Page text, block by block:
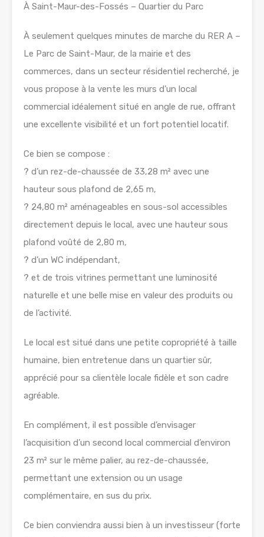
À Saint-Maur-des-Fossés – Quartier du Parc
À seulement quelques minutes de marche du RER A –
Le Parc de Saint-Maur, de la mairie et des
commerces, dans un secteur résidentiel recherché, je
vous propose à la vente les murs d’un local
commercial idéalement situé en angle de rue, offrant
une excellente visibilité et un fort potentiel locatif.
Ce bien se compose :
? d’un rez-de-chaussée de 33,28 m² avec une
hauteur sous plafond de 2,65 m,
? 24,80 m² aménageables en sous-sol accessibles
directement depuis le local, avec une hauteur sous
plafond voûté de 2,80 m,
? d’un WC indépendant,
? et de trois vitrines permettant une luminosité
naturelle et une belle mise en valeur des produits ou
de l’activité.
Le local est situé dans une petite copropriété à taille
humaine, bien entretenue dans un quartier sûr,
apprécié pour sa clientèle locale fidèle et son cadre
agréable.
En complément, il est possible d’envisager
l’acquisition d’un second local commercial d’environ
23 m² sur le même palier, au rez-de-chaussée,
permettant une extension ou un usage
complémentaire, en sus du prix.
Ce bien conviendra aussi bien à un investisseur (forte